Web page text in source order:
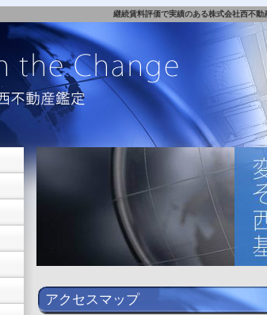
継続賃料評価で実績のある株式会社西不動
アクセスマップ